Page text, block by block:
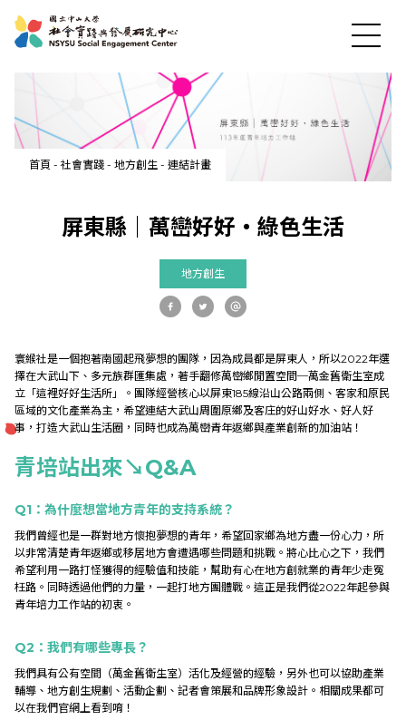
關於中心
社會實踐
教育發展
研究成果
EN
首頁 - 社會實踐 - 地方創生 - 連結計畫
屏東縣｜萬巒好好‧綠色生活
地方創生
寰緱社是一個抱著南國起飛夢想的團隊，因為成員都是屏東人，所以2022年選
擇在大武山下、多元族群匯集處，著手翻修萬巒鄉閒置空間─萬金舊衛生室成
立「這裡好好生活所」。團隊經營核心以屏東185線沿山公路兩側、客家和原民
區域的文化產業為主，希望連結大武山周圍原鄉及客庄的好山好水、好人好
事，打造大武山生活圈，同時也成為萬巒青年返鄉與產業創新的加油站！
青培站出來↘Q&A
Q1：為什麼想當地方青年的支持系統？
我們曾經也是一群對地方懷抱夢想的青年，希望回家鄉為地方盡一份心力，所
以非常清楚青年返鄉或移居地方會遭遇哪些問題和挑戰。將心比心之下，我們
希望利用一路打怪獲得的經驗值和技能，幫助有心在地方創就業的青年少走冤
枉路。同時透過他們的力量，一起打地方團體戰。這正是我們從2022年起參與
青年培力工作站的初衷。
Q2：我們有哪些專長？
我們具有公有空間（萬金舊衛生室）活化及經營的經驗，另外也可以協助產業
輔導、地方創生規劃、活動企劃、記者會策展和品牌形象設計。相關成果都可
以在我們官網上看到唷！